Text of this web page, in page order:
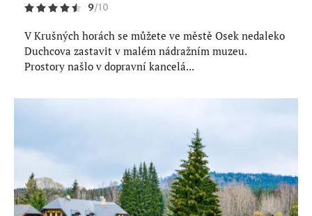
9/10
V Krušných horách se můžete ve městě Osek nedaleko
Duchcova zastavit v malém nádražním muzeu.
Prostory našlo v dopravní kancelá...